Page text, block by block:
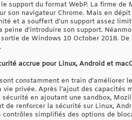
support du format WebP. La firme
son navigateur Chrome. Mais en
et a souffert d’un support assez
peine d'introduire son support.
de Windows 10 October 2018.
accrue pour Linux, Android et
constamment en train d’améliorer
privée. Après l’ajout des
en ajoutant une sandbox,
de renforcer la sécurité sur Linux,
contrôles simplifiés des options de